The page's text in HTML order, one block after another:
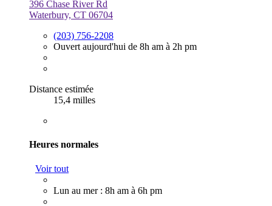
396 Chase River Rd
Waterbury, CT 06704
(203) 756-2208
Ouvert aujourd'hui de 8h am à 2h pm
Distance estimée
15,4 milles
Heures normales
Voir tout
Lun au mer : 8h am à 6h pm